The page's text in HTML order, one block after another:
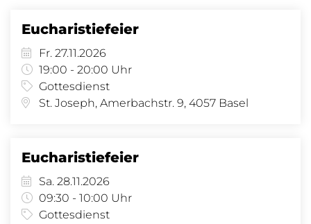
Eucharistiefeier
Fr. 27.11.2026
19:00 - 20:00 Uhr
Gottesdienst
St. Joseph, Amerbachstr. 9, 4057 Basel
Eucharistiefeier
Sa. 28.11.2026
09:30 - 10:00 Uhr
Gottesdienst